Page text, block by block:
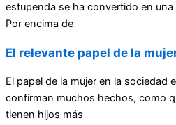
estupenda se ha convertido en
Por encima de
El relevante papel de la
El papel de la mujer en la sociedad
confirman muchos hechos, como
tienen hijos más